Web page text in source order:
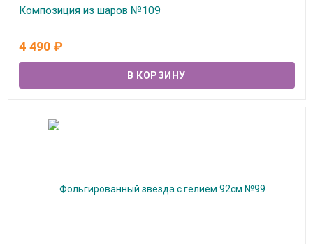
Композиция из шаров №109
4 490 ₽